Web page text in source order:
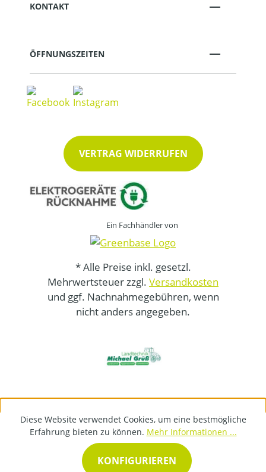
KONTAKT
ÖFFNUNGSZEITEN
VERTRAG WIDERRUFEN
Ein Fachhändler von
* Alle Preise inkl. gesetzl.
Mehrwertsteuer zzgl. Versandkosten
und ggf. Nachnahmegebühren, wenn
nicht anders angegeben.
Diese Website verwendet Cookies, um eine bestmögliche
Erfahrung bieten zu können. Mehr Informationen ...
KONFIGURIEREN